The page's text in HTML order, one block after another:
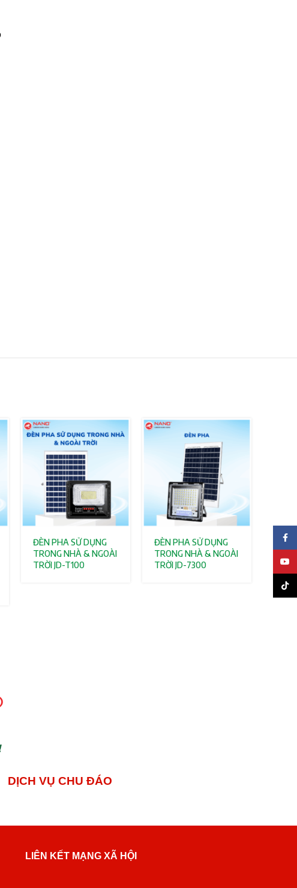
ĐÈN PHA SỬ DỤNG
TRONG NHÀ & NGOÀI
TRỜI JD-T100
ĐÈN PHA SỬ DỤNG
TRONG NHÀ & NGOÀI
TRỜI JD-7300
VỤ CHU ĐÁO
LIÊN KẾT MẠNG XÃ HỘI